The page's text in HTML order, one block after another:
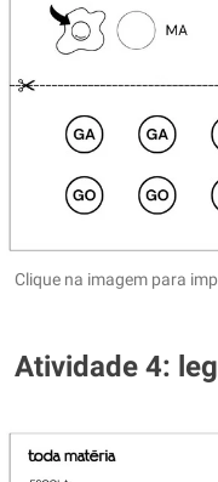
Clique na imagem para
Atividade 4: